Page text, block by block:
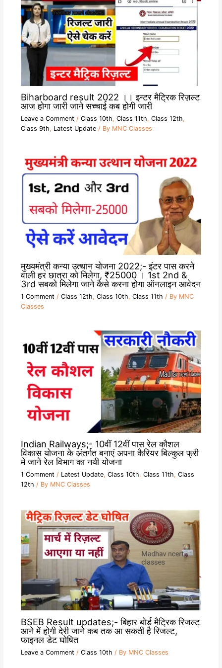
Biharboard result 2022 ।। इन्टर मैट्रिक रिज़ल्ट
आज होगा जारी जाने सच्चाई कब होगी जारी
Leave a Comment / Class 10th, Class 11th, Class 12th,
Class 9th, Latest Update/ By MNC Classes
मुख्यमंत्री कन्या उत्थान योजना 2022;- इंटर पास करने
वाली हर छात्रा को मिलेगा, ₹25000 । 1st 2nd &
3rd सबको मिलेगा जाने कैसे करना होगा ऑनलाइन आवेदन
1 Comment / Class 12th, Class 10th, Class 11th / By MNC
Classes
Indian Railways;- 10वीं 12वीं पास रेल कौशल
विकास योजना के अंतर्गत बनाएं अपना कैरियर बिल्कुल फ्री
मे जाने रेल विभाग का नयी योजना
1 Comment / Latest Update, Class 10th, Class 11th, Class
12th / By MNC Classes
BSEB Result updates;- बिहार बोर्ड मैट्रिक रिजल्ट
आने में होगी देरी जाने कब तक आ सकती है रिजल्ट,
फाइनल डेट घोषित
Leave a Comment / Class 10th / By MNC Classes